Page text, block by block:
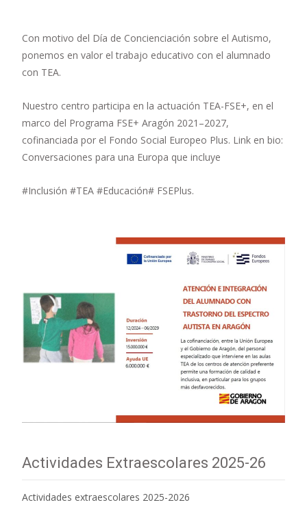
Con motivo del Día de Concienciación sobre el Autismo,
ponemos en valor el trabajo educativo con el alumnado
con TEA.
Nuestro centro participa en la actuación TEA-FSE+, en el
marco del Programa FSE+ Aragón 2021–2027,
cofinanciada por el Fondo Social Europeo Plus. Link en bio:
Conversaciones para una Europa que incluye
#Inclusión #TEA #Educación# FSEPlus.
Actividades Extraescolares 2025-26
Actividades extraescolares 2025-2026